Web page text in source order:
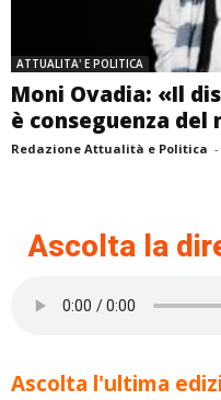
ATTUALITA' E POLITICA
Moni Ovadia: «Il
è conseguenza del
Redazione Attualità e Politica -
Ascolta la
Ascolta l'ultima